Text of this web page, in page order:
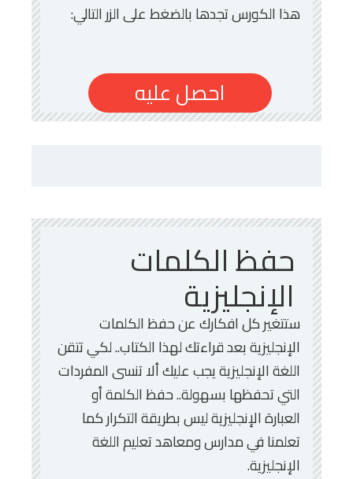
هذا الكورس تجدها بالضغط على الزر التالي:
احصل عليه
حفظ الكلمات
الإنجليزية
ستتغير كل افكارك عن حفظ الكلمات
الإنجليزية بعد قراءتك لهذا الكتاب.. لكي تتقن
اللغة الإنجليزية يجب عليك ألا تنسى المفردات
التي تحفظها بسهولة.. حفظ الكلمة أو
العبارة الإنجليزية ليس بطريقة التكرار كما
تعلمنا في مدارس ومعاهد تعليم اللغة
الإنجليزية.